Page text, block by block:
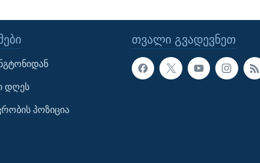
ᲗᲕᲐᲚᲘ ᲒᲕᲐᲓᲔᲕᲜᲔᲗ
დღეს
პოზიცია